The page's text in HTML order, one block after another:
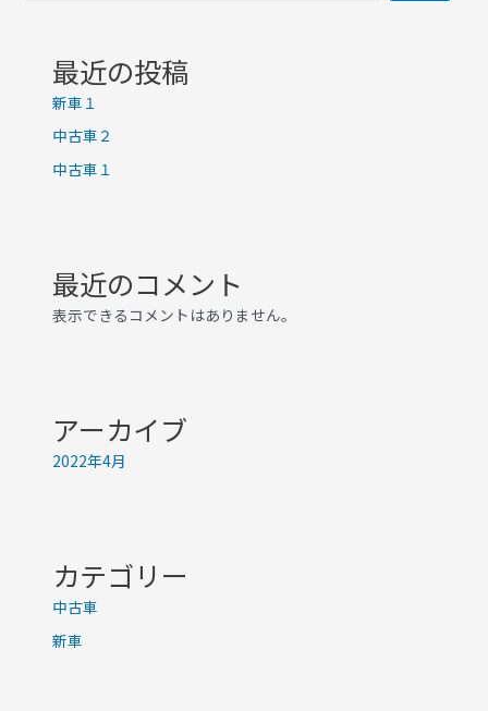
最近の投稿
新車１
中古車２
中古車１
最近のコメント
表示できるコメントはありません。
アーカイブ
2022年4月
カテゴリー
中古車
新車